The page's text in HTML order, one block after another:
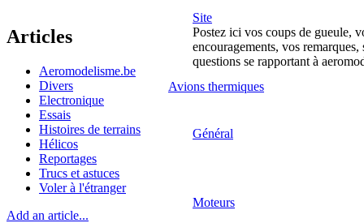
Articles
Aeromodelisme.be
Divers
Electronique
Essais
Histoires de terrains
Hélicos
Reportages
Trucs et astuces
Voler à l'étranger
Add an article...
Site
Postez ici vos coups de gueule,
encouragements, vos remarques,
questions se rapportant à
Avions thermiques
Général
Moteurs